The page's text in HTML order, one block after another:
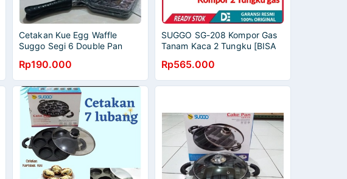
Cetakan Kue Egg Waffle
Suggo Segi 6 Double Pan
Rp190.000
SUGGO SG-208 Kompor Gas
Tanam Kaca 2 Tungku [BISA
1Tahun Suggo
Rp565.000